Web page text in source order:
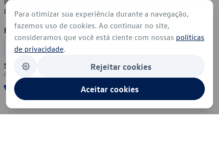
Política de Cookies
Formas de Pagamento
Segurança
Para otimizar sua experiência durante a navegação,
fazemos uso de cookies. Ao continuar no site,
consideramos que você está ciente com nossas políticas
de privacidade.
Rejeitar cookies
Aceitar cookies